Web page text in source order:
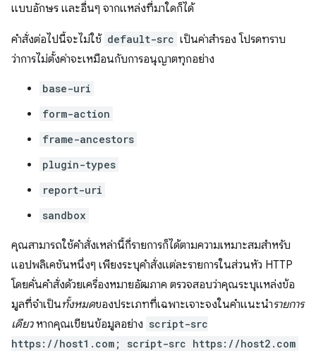
แบบอักษร และอื่นๆ จากแหล่งที่มาใดก็ได้
คำสั่งต่อไปนี้จะไม่ใช้ default-src เป็นค่าสำรอง โปรดทราบ
ว่าการไม่ตั้งค่าจะเหมือนกับการอนุญาตทุกอย่าง
base-uri
form-action
frame-ancestors
plugin-types
report-uri
sandbox
คุณสามารถใช้คำสั่งเหล่านี้กี่รายการก็ได้ตามความเหมาะสมสำหรับ
แอปพลิเคชันหนึ่งๆ เพียงระบุคำสั่งแต่ละรายการในส่วนหัว HTTP
โดยคั่นคำสั่งด้วยเครื่องหมายอัฒภาค ตรวจสอบว่าคุณระบุแหล่งข้อ
มูลที่จําเป็นทั้งหมดของประเภทที่เฉพาะเจาะจงในคําแนะนํารายการ
เดียวหากคุณเขียนข้อมูลอย่าง script-src
https://host1.com; script-src https://host2.com